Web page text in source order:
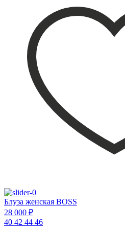
Блуза женская BOSS
28 000 ₽
40 42 44 46